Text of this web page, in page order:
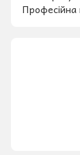
Професійна